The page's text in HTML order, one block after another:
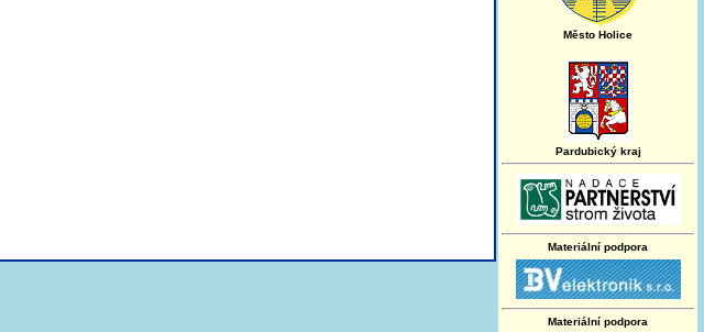
Město Holice
Pardubický kraj
Materiální podpora
Materiální podpora